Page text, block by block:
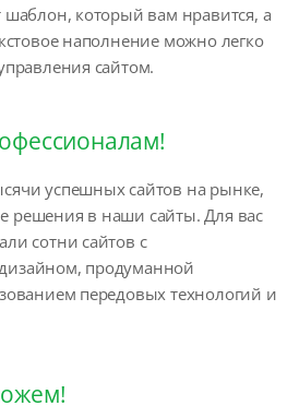
шаблон, который вам нравится, а
наполнение можно легко
сайтом.
успешных сайтов на рынке,
решения в наши сайты. Для вас
сотни сайтов с
продуманной
передовых технологий и